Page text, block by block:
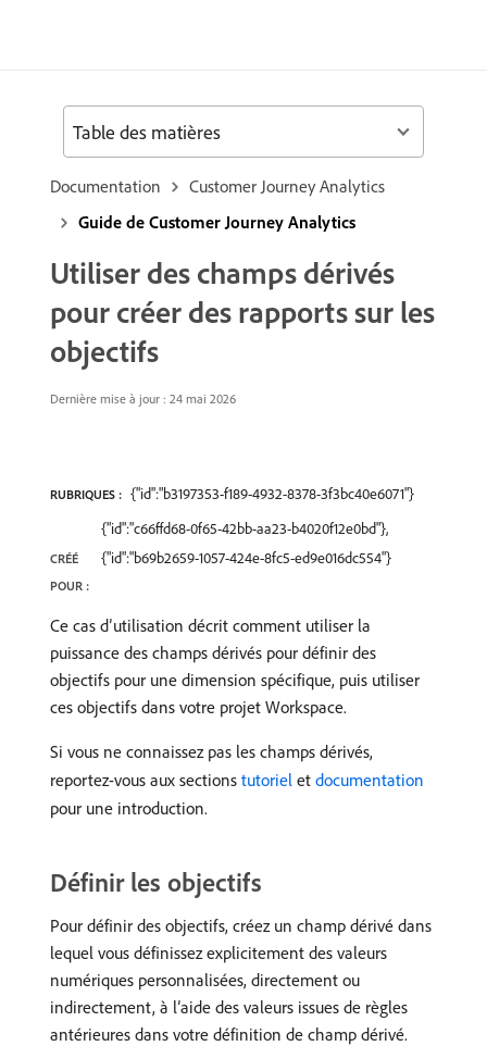
Documentation
Customer Journey Analytics
Guide de Customer Journey Analytics
Utiliser des champs dérivés
pour créer des rapports sur les
objectifs
Dernière mise à jour : 24 mai 2026
RUBRIQUES : {"id":"b3197353-f189-4932-8378-3f3bc40e6071"}
CRÉÉ
POUR :
{"id":"c66ffd68-0f65-42bb-aa23-b4020f12e0bd"},
{"id":"b69b2659-1057-424e-8fc5-ed9e016dc554"}
Ce cas d’utilisation décrit comment utiliser la
puissance des champs dérivés pour définir des
objectifs pour une dimension spécifique, puis utiliser
ces objectifs dans votre projet Workspace.
Si vous ne connaissez pas les champs dérivés,
reportez-vous aux sections tutoriel et documentation
pour une introduction.
Définir les objectifs
Pour définir des objectifs, créez un champ dérivé dans
lequel vous définissez explicitement des valeurs
numériques personnalisées, directement ou
indirectement, à l’aide des valeurs issues de règles
antérieures dans votre définition de champ dérivé.
Table des matières